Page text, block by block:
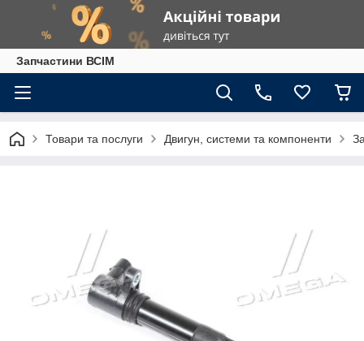
Запчастини ВСІМ
Товари та послуги Двигун, системи та компоненти